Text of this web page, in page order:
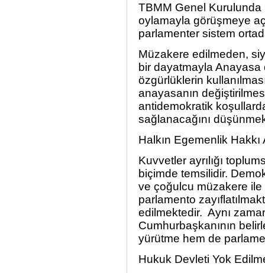
TBMM Genel Kurulunda
oylamayla görüşmeye
parlamenter sistem
Müzakere edilmeden,
bir dayatmayla Anayasa
özgürlüklerin
anayasanın
antidemokratik
sağlanacağını
Halkın Egemenlik Hakkı
Kuvvetler ayrılığı
biçimde temsilidir.
ve çoğulcu müzakere
parlamento
edilmektedir. Aynı
Cumhurbaşkanının
yürütme hem de
Hukuk Devleti Yok